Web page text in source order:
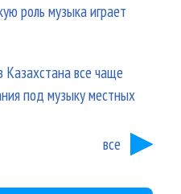
роль музыка играет
Казахстана все чаще
под музыку местных
все